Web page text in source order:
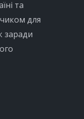
та
для
заради